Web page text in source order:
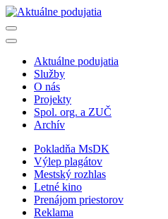
Aktuálne podujatia
Služby
O nás
Projekty
Spol. org. a ZUČ
Archív
Pokladňa MsDK
Výlep plagátov
Mestský rozhlas
Letné kino
Prenájom priestorov
Reklama